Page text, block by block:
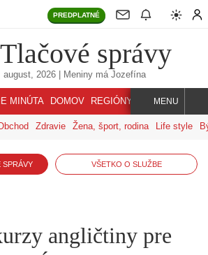
PREDPLATNÉ
Tlačové správy
2026| Meniny má Jozefína
MINÚTA DOMOV REGIÓNY INDEX SVET
MENU
Zdravie Žena, šport, rodina Life style
SPRÁVY VŠETKO O SLUŽBE
angličtiny pre